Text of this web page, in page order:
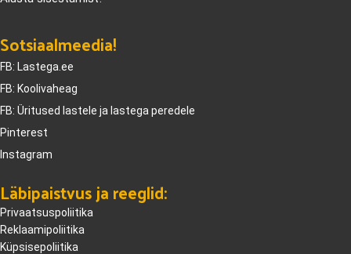
Sotsiaalmeedia!
FB: Lastega.ee
FB: Koolivaheag
FB: Üritused lastele ja lastega peredele
Pinterest
Instagram
Läbipaistvus ja reeglid:
Privaatsuspoliitika
Reklaamipoliitika
Küpsisepoliitika